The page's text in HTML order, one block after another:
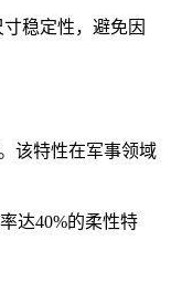
稳定性，避免因
该特性在军事领域
达40%的柔性特